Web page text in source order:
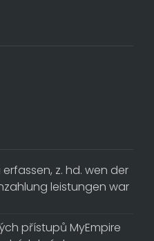
z. hd. wen der
leistungen war
přístupů MyEmpire